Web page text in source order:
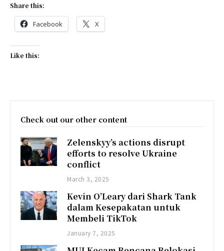
Share this:
Facebook X
Like this:
Check out our other content
Zelenskyy’s actions disrupt
efforts to resolve Ukraine
conflict
March 3, 2025
Kevin O’Leary dari Shark Tank
dalam Kesepakatan untuk
Membeli TikTok
January 7, 2025